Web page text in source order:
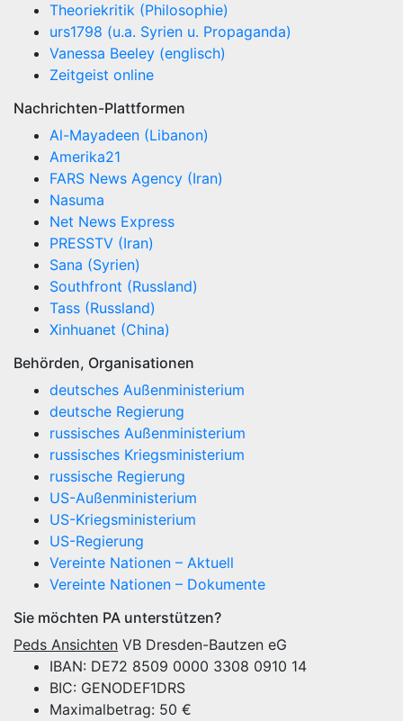
Theoriekritik (Philosophie)
urs1798 (u.a. Syrien u. Propaganda)
Vanessa Beeley (englisch)
Zeitgeist online
Nachrichten-Plattformen
Al-Mayadeen (Libanon)
Amerika21
FARS News Agency (Iran)
Nasuma
Net News Express
PRESSTV (Iran)
Sana (Syrien)
Southfront (Russland)
Tass (Russland)
Xinhuanet (China)
Behörden, Organisationen
deutsches Außenministerium
deutsche Regierung
russisches Außenministerium
russisches Kriegsministerium
russische Regierung
US-Außenministerium
US-Kriegsministerium
US-Regierung
Vereinte Nationen – Aktuell
Vereinte Nationen – Dokumente
Sie möchten PA unterstützen?
Peds Ansichten VB Dresden-Bautzen eG
IBAN: DE72 8509 0000 3308 0910 14
BIC: GENODEF1DRS
Maximalbetrag: 50 €